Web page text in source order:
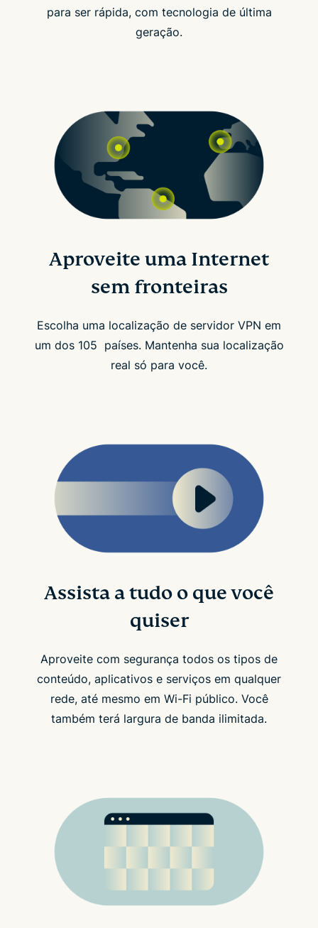
para ser rápida, com tecnologia de última
geração.
Aproveite uma Internet
sem fronteiras
Escolha uma localização de servidor VPN em
um dos 105 países. Mantenha sua localização
real só para você.
Assista a tudo o que você
quiser
Aproveite com segurança todos os tipos de
conteúdo, aplicativos e serviços em qualquer
rede, até mesmo em Wi-Fi público. Você
também terá largura de banda ilimitada.